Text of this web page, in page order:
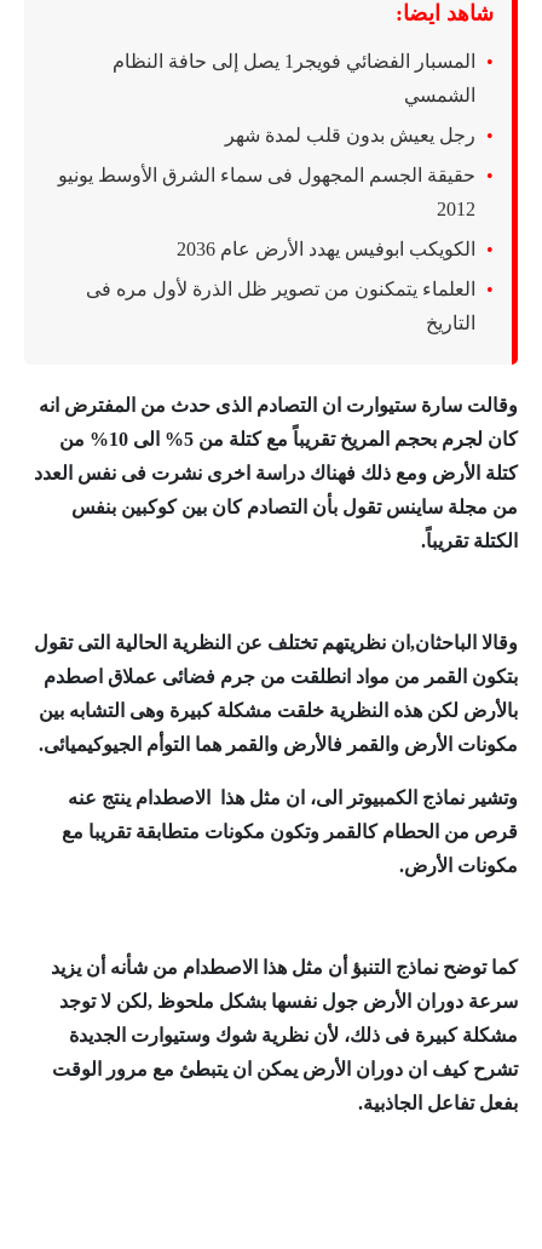
شاهد ايضا:
المسبار الفضائي فويجر1 يصل إلى حافة النظام
الشمسي
رجل يعيش بدون قلب لمدة شهر
حقيقة الجسم المجهول فى سماء الشرق الأوسط يونيو
2012
الكويكب ابوفيس يهدد الأرض عام 2036
العلماء يتمكنون من تصوير ظل الذرة لأول مره فى
التاريخ
وقالت سارة ستيوارت ان التصادم الذى حدث من المفترض انه
كان لجرم بحجم المريخ تقريباً مع كتلة من 5% الى 10% من
كتلة الأرض ومع ذلك فهناك دراسة اخرى نشرت فى نفس العدد
من مجلة ساينس تقول بأن التصادم كان بين كوكبين بنفس
الكتلة تقريباً.
وقالا الباحثان,ان نظريتهم تختلف عن النظرية الحالية التى تقول
بتكون القمر من مواد انطلقت من جرم فضائى عملاق اصطدم
بالأرض لكن هذه النظرية خلقت مشكلة كبيرة وهى التشابه بين
مكونات الأرض والقمر فالأرض والقمر هما التوأم الجيوكيميائى.
وتشير نماذج الكمبيوتر الى، ان مثل هذا الاصطدام ينتج عنه
قرص من الحطام كالقمر وتكون مكونات متطابقة تقريبا مع
مكونات الأرض.
كما توضح نماذج التنبؤ أن مثل هذا الاصطدام من شأنه أن يزيد
سرعة دوران الأرض جول نفسها بشكل ملحوظ ,لكن لا توجد
مشكلة كبيرة فى ذلك، لأن نظرية شوك وستيوارت الجديدة
تشرح كيف ان دوران الأرض يمكن ان يتبطئ مع مرور الوقت
بفعل تفاعل الجاذبية.